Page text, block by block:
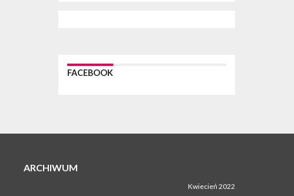
WYDARZENIA
WYDARZENIA
zespół Kombi [PROGRAM]
FACEBOOK
ARCHIWUM
Kwiecień 2022